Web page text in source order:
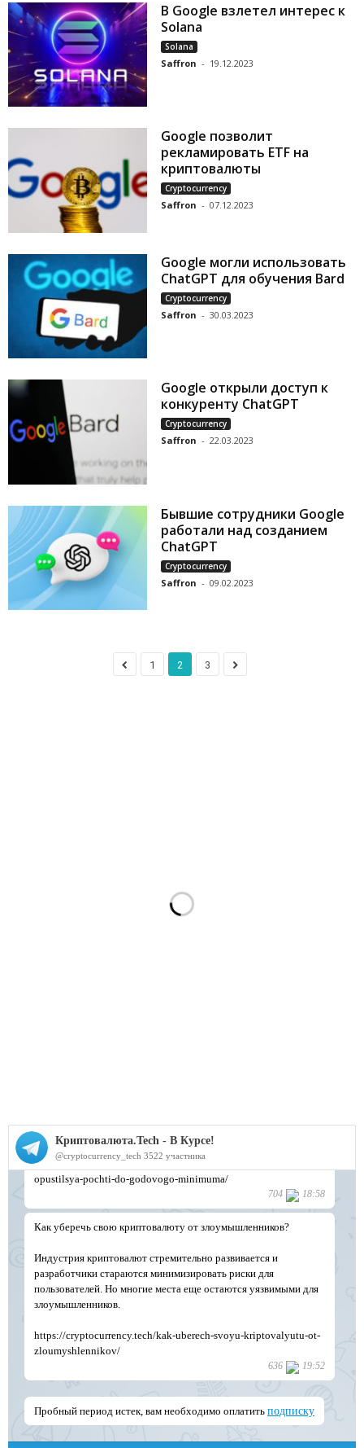
В Google взлетел интерес к
Solana
Solana
Saffron - 19.12.2023
Google позволит
рекламировать ETF на
криптовалюты
Cryptocurrency
Saffron - 07.12.2023
Google могли использовать
ChatGPT для обучения Bard
Cryptocurrency
Saffron - 30.03.2023
Google открыли доступ к
конкуренту ChatGPT
Cryptocurrency
Saffron - 22.03.2023
Бывшие сотрудники Google
работали над созданием
ChatGPT
Cryptocurrency
Saffron - 09.02.2023
1 2 3